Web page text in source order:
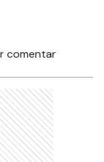
comentar